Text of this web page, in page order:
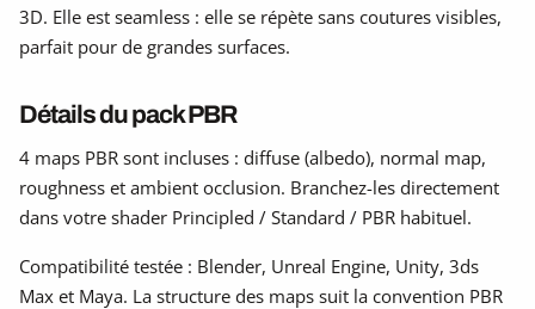
3D. Elle est seamless : elle se répète sans coutures visibles,
parfait pour de grandes surfaces.
Détails du pack PBR
4 maps PBR sont incluses : diffuse (albedo), normal map,
roughness et ambient occlusion. Branchez-les directement
dans votre shader Principled / Standard / PBR habituel.
Compatibilité testée : Blender, Unreal Engine, Unity, 3ds
Max et Maya. La structure des maps suit la convention PBR